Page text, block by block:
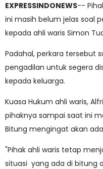
EXPRESSINDONEWS--
ini masih belum jelas soal
kepada ahli waris Simon
Padahal, perkara tersebut
pengadilan untuk segera
kepada keluarga.
Kuasa Hukum ahli waris,
pihaknya sampai saat ini
Bitung mengingat akan
"Pihak ahli waris tetap
situasi yang ada di bitung